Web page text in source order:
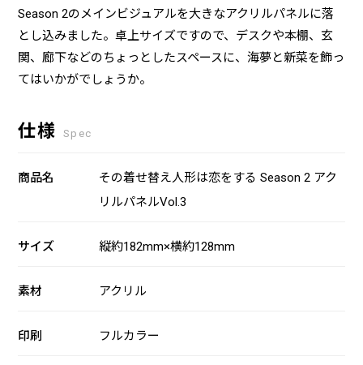
Season 2のメインビジュアルを大きなアクリルパネルに落
とし込みました。卓上サイズですので、デスクや本棚、玄
関、廊下などのちょっとしたスペースに、海夢と新菜を飾っ
てはいかがでしょうか。
仕様 Spec
商品名
その着せ替え人形は恋をする Season 2 アク
リルパネルVol.3
サイズ 縦約182mm×横約128mm
素材 アクリル
印刷 フルカラー